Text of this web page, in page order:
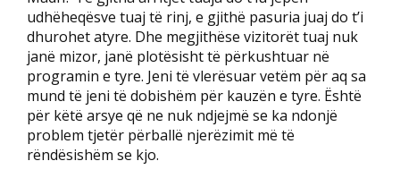
udhëheqësve tuaj të rinj, e gjithë pasuria juaj do t’i
dhurohet atyre. Dhe megjithëse vizitorët tuaj nuk
janë mizor, janë plotësisht të përkushtuar në
programin e tyre. Jeni të vlerësuar vetëm për aq sa
mund të jeni të dobishëm për kauzën e tyre. Është
për këtë arsye që ne nuk ndjejmë se ka ndonjë
problem tjetër përballë njerëzimit më të
rëndësishëm se kjo.